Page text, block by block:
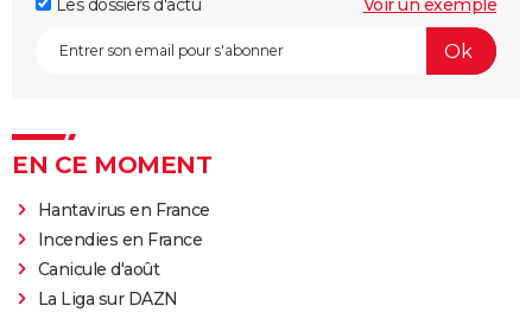
Les dossiers d'actu
Voir un exemple
EN CE MOMENT
Hantavirus en France
Incendies en France
Canicule d'août
La Liga sur DAZN